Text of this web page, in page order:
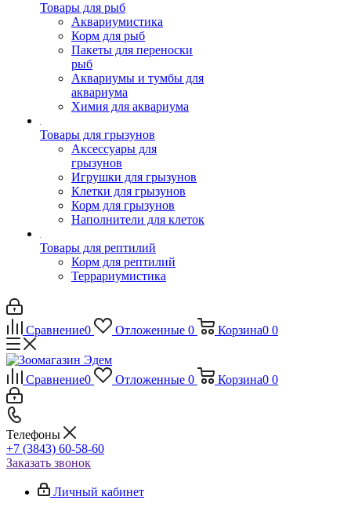
Товары для рыб
Аквариумистика
Корм для рыб
Пакеты для переноски
рыб
Аквариумы и тумбы для
аквариума
Химия для аквариума
Товары для грызунов
Аксессуары для
грызунов
Игрушки для грызунов
Клетки для грызунов
Корм для грызунов
Наполнители для клеток
Товары для рептилий
Корм для рептилий
Террариумистика
Сравнение0 Отложенные 0 Корзина0 0
Сравнение0 Отложенные 0 Корзина0 0
Телефоны
+7 (3843) 60-58-60
Заказать звонок
Личный кабинет